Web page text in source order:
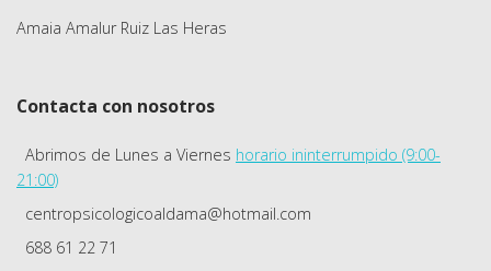
Amaia Amalur Ruiz Las Heras
Contacta con nosotros
Abrimos de Lunes a Viernes horario ininterrumpido (9:00-
21:00)
centropsicologicoaldama@hotmail.com
688 61 22 71